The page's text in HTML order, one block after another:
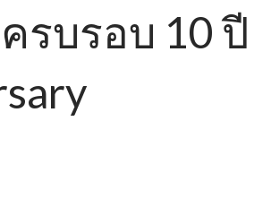
รบรอบ 10 ปี